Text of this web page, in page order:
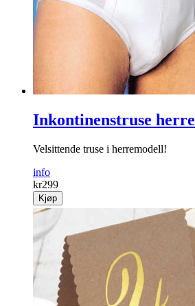
Inkontinenstruse herre
Velsittende truse i herremodell!
info
kr299
Kjøp